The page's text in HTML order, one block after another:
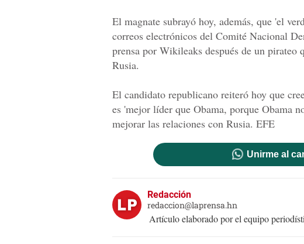
El magnate subrayó hoy, además, que 'el
correos electrónicos del Comité Nacional
prensa por Wikileaks después de un pirateo
Rusia.
El candidato republicano reiteró hoy que
es 'mejor líder que Obama, porque Obama
mejorar las relaciones con Rusia. EFE
Unirme al
Redacción
redaccion@laprensa.hn
Artículo elaborado por el equipo